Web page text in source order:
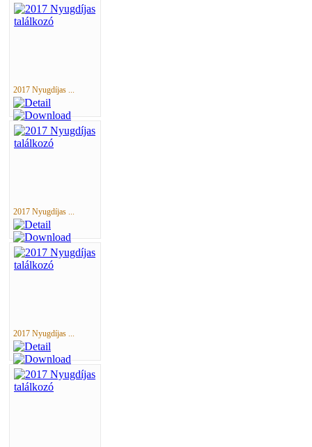
2017 Nyugdíjas ...
2017 Nyugdíjas ...
2017 Nyugdíjas ...